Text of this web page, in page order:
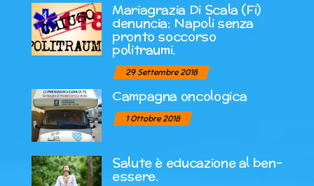
Mariagrazia Di Scala (Fi)
denuncia: Napoli senza
pronto soccorso
politraumi.
29 Settembre 2018
Campagna oncologica
1 Ottobre 2018
Salute è educazione al ben-
essere.